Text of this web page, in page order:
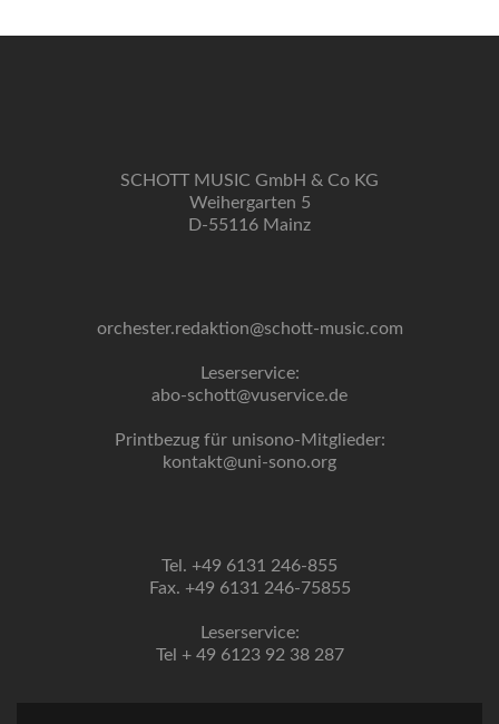
SCHOTT MUSIC GmbH & Co KG
Weihergarten 5
D-55116 Mainz
orchester.redaktion@schott-music.com
Leserservice:
abo-schott@vuservice.de
Printbezug für unisono-Mitglieder:
kontakt@uni-sono.org
Tel. +49 6131 246-855
Fax. +49 6131 246-75855
Leserservice:
Tel + 49 6123 92 38 287